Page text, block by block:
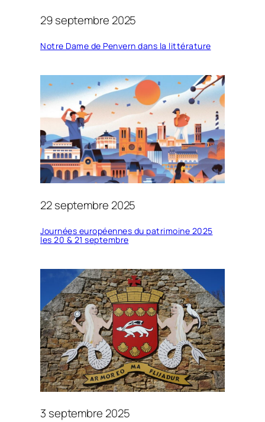
29 septembre 2025
Notre Dame de Penvern dans la littérature
22 septembre 2025
Journées européennes du patrimoine 2025
les 20 & 21 septembre
3 septembre 2025